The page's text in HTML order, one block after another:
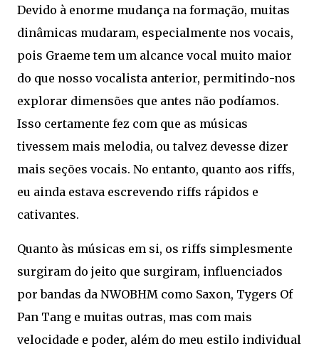
Devido à enorme mudança na formação, muitas
dinâmicas mudaram, especialmente nos vocais,
pois Graeme tem um alcance vocal muito maior
do que nosso vocalista anterior, permitindo-nos
explorar dimensões que antes não podíamos.
Isso certamente fez com que as músicas
tivessem mais melodia, ou talvez devesse dizer
mais seções vocais. No entanto, quanto aos riffs,
eu ainda estava escrevendo riffs rápidos e
cativantes.
Quanto às músicas em si, os riffs simplesmente
surgiram do jeito que surgiram, influenciados
por bandas da NWOBHM como Saxon, Tygers Of
Pan Tang e muitas outras, mas com mais
velocidade e poder, além do meu estilo individual